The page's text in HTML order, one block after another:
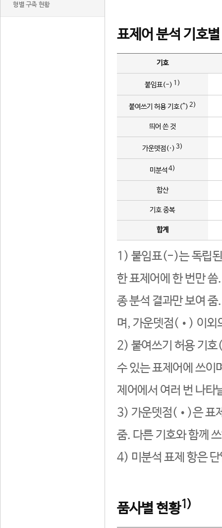
형별 구축 현황
표제어 분석 기호
기호
붙임표(-) 1)
붙여쓰기 허용 기호(^) 2)
띄어 쓴 것
가운뎃점(·) 3)
미분석 4)
합산
기호 중복
합계
1) 붙임표(-)는 독립된
한 표제어에 한 번만
종 분석 결과만 보여
며, 가운뎃점(•) 이외
2) 붙여쓰기 허용 기호
수 있는 표제어에 쓰이
제어에서 여러 번 나타
3) 가운뎃점(•)은 표
줌. 다른 기호와 함께
4) 미분석 표제 항은
품사별 현황1)